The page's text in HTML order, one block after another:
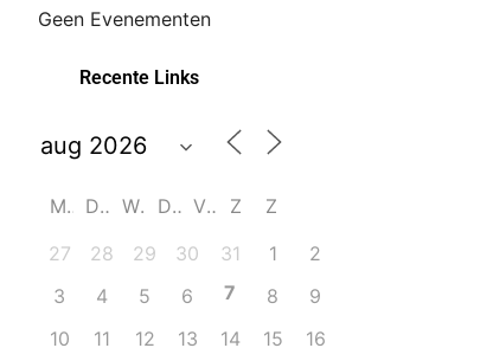
Geen Evenementen
Recente Links
M D W D V Z
Z
27
28 29 30 31 1
2
3
4 5 6 7 8
9
10
11 12 13 14 15 16